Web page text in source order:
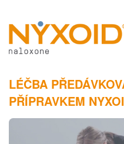
main
content
LÉČBA
PŘÍPRAVKEM